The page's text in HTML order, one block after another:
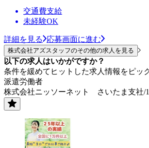
交通費支給
未経験OK
詳細を見る 応募画面に進む
株式会社アズスタッフのその他の求人を見る
以下の求人はいかがですか？
条件を緩めてヒットした求人情報をピッ
派遣労働者
株式会社ニッソーネット さいたま支社/